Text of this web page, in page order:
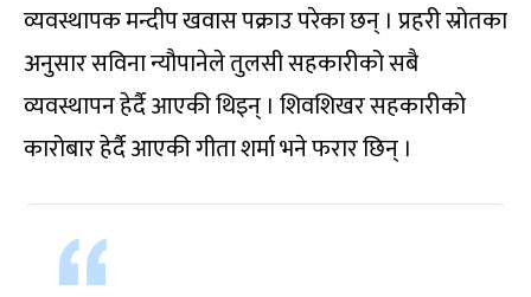
व्यवस्थापक मन्दीप खवास पक्राउ परेका छन् । प्रहरी स्रोतका
अनुसार सविना न्यौपानेले तुलसी सहकारीको सबै
व्यवस्थापन हेर्दै आएकी थिइन् । शिवशिखर सहकारीको
कारोबार हेर्दै आएकी गीता शर्मा भने फरार छिन् ।